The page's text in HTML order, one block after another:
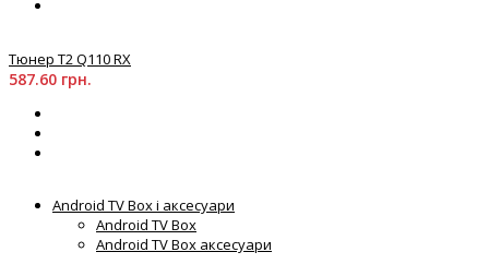
Тюнер T2 Q110 RX
587.60 грн.
Android TV Box і аксесуари
Android TV Box
Android TV Box аксесуари